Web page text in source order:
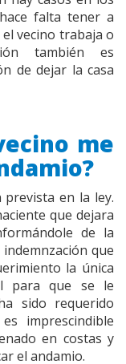
falta tener a
vecino trabaja o
también es
de dejar la casa
me
en la ley.
que dejara
de la
que
la única
para que se le
sido requerido
imprescindible
en costas y
el andamio.